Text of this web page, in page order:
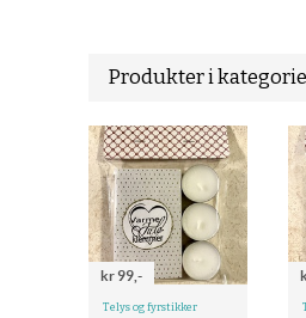
Produkter i
kr 99,-
Telys og fyrstikker